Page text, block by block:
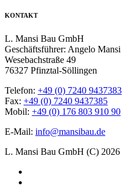
KONTAKT
L. Mansi Bau GmbH
Geschäftsführer: Angelo Mansi
Wesebachstraße 49
76327 Pfinztal-Söllingen
Telefon: +49 (0) 7240 9437383
Fax: +49 (0) 7240 9437385
Mobil: +49 (0) 176 803 910 90
E-Mail: info@mansibau.de
L. Mansi Bau GmbH (C) 2026